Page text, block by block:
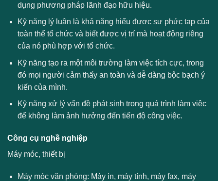
dụng phương pháp lãnh đạo hữu hiệu.
Kỹ năng lý luận là khả năng hiểu được sự phức tạp của
toàn thể tổ chức và biết được vị trí mà hoạt động riêng
của nó phù hợp với tổ chức.
Kỹ năng tạo ra một môi trường làm việc tích cực, trong
đó mọi người cảm thấy an toàn và dễ dàng bộc bạch ý
kiến của mình.
Kỹ năng xử lý vấn đề phát sinh trong quá trình làm việc
để không làm ảnh hưởng đến tiến độ công việc.
Công cụ nghề nghiệp
Máy móc, thiết bị
Máy móc văn phòng: Máy in, máy tính, máy fax, máy